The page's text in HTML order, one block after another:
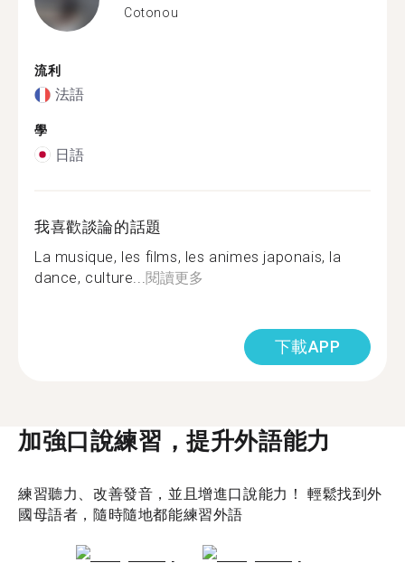
Cotonou
流利
法語
學
日語
我喜歡談論的話題
La musique, les films, les animes japonais, la
dance, culture... 閱讀更多
下載APP
加強口說練習，提升外語能力
練習聽力、改善發音，並且增進口說能力！ 輕鬆找到外
國母語者，隨時隨地都能練習外語